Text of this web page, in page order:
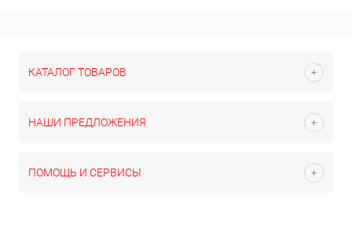
КАТАЛОГ ТОВАРОВ
НАШИ ПРЕДЛОЖЕНИЯ
ПОМОЩЬ И СЕРВИСЫ